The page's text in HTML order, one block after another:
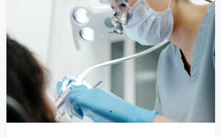
infecțiilor
urinare
Urimil